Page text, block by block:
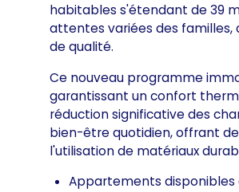
habitables s'étendant de 39
attentes variées des familles,
de qualité.
Ce nouveau programme
garantissant un confort
réduction significative des
bien-être quotidien, offrant
l'utilisation de matériaux
Appartements disponibles